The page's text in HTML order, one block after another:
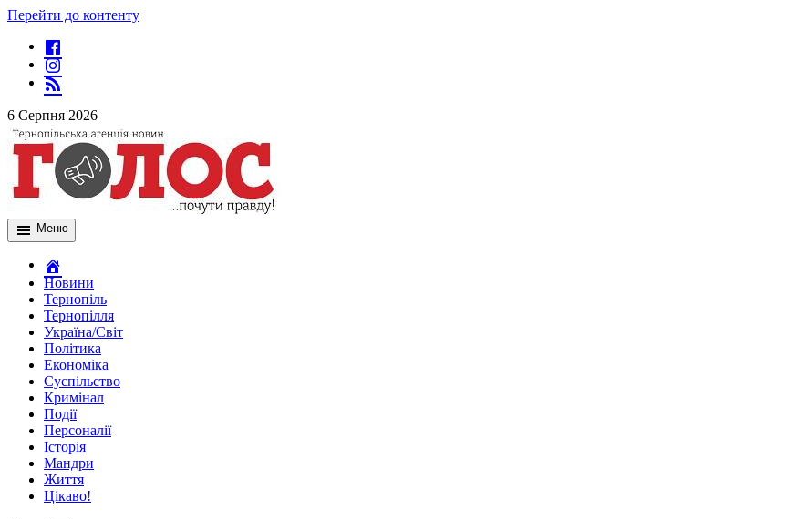
Перейти до контенту
6 Серпня 2026
Меню
Новини
Тернопіль
Тернопілля
Україна/Світ
Політика
Економіка
Суспільство
Кримінал
Події
Персоналії
Історія
Мандри
Життя
Цікаво!